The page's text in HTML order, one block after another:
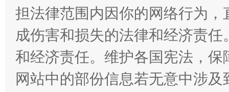
担法律范围内因你的网络行为
成伤害和损失的法律和经济责
和经济责任。维护各国宪法，
网站中的部份信息若无意中涉